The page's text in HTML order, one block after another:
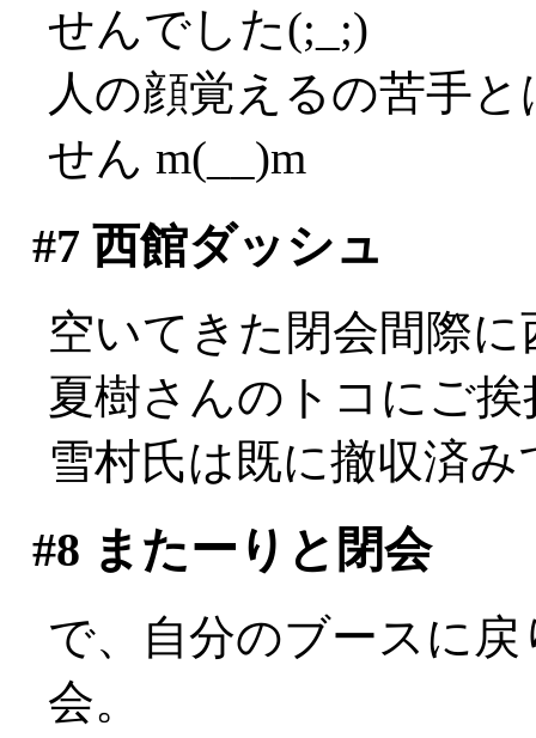
せんでした(;_;)
人の顔覚えるの苦手
せん m(__)m
#7 西館ダッシュ
空いてきた閉会間際に
夏樹さんのトコにご挨
雪村氏は既に撤収済み
#8 またーりと閉会
で、自分のブースに
会。